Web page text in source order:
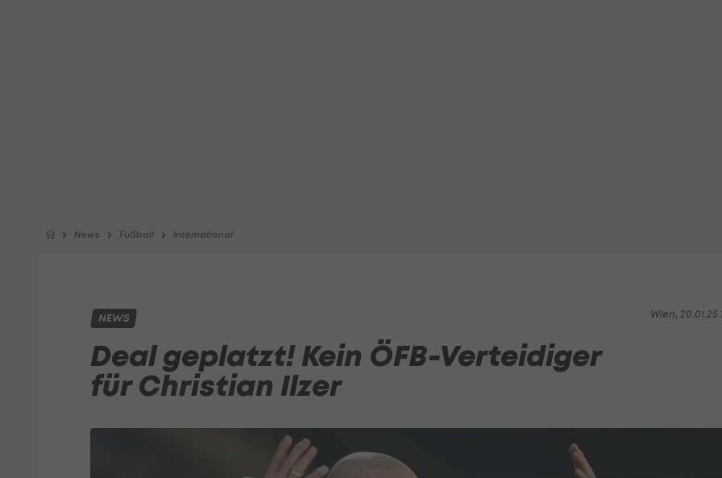
News Fußball International
Wien, 20.01.25
NEWS
Deal geplatzt! Kein ÖFB-Verteidiger
für Christian Ilzer